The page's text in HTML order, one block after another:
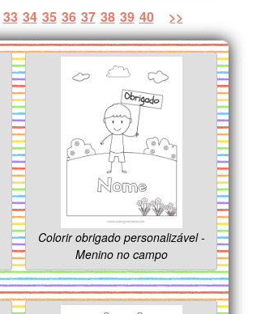
33 34 35 36 37 38 39 40 >>
Colorir obrigado personalizável -
Menino no campo